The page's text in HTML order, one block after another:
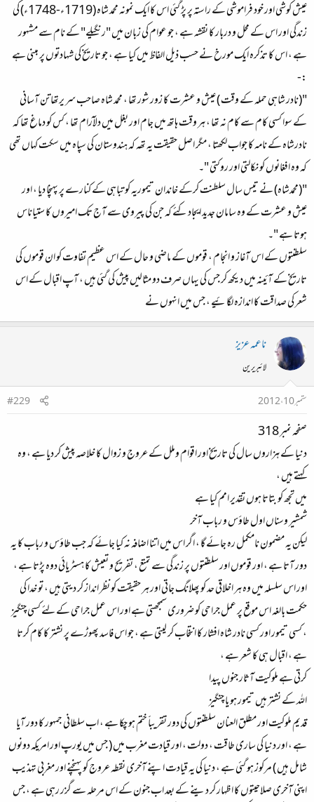
عیش کوشی اور خود فراموشی کے راستہ پر پڑ گئی اس کا ایک نمونہ محمد شاہ (1719ء-1748ء) کی
زندگی اور اس کے محل و دربار کا نقشہ ہے ، جو عوام کی زبان میں "رنگیلے" کے نام سے مشہور
ہے ، اس کا تذکرہ ایک مورخ نے حسب ذیل الفاظ میں کیا ہے ، جو تاریخ کی شہادتوں پر مبنی ہے
:-
"(نادر شاہی حملہ کے وقت ) عیش و عشرت کا زور شور تھا ، محمد شاہ صاحب سر یرتھاتن آسانی
کے سوا کسی کام سے کام نہ تھا ، ہر وقت ہاتھ میں جام اور بغل میں دلآرام تھا ، کس کو دماغ تھا کہ
نادرشاہ کے نامہ کا جواب لکھتا ، مگر اصل حقیقت یہ تھہ کہ ہندوستان کی سپاہ میں سکت کہاں تھی
کہ وہ افغانوں کو نکالتی اور روکتی "۔
"(محمدشاہ) نے تیس سال سلطنت کرکے خاندان تیموریہ کو تباہی کے کنارے پر پہنچا دیا ، اور
عیش و عشرت کے وہ سامان جدید ایجاد کئے کہ جن کی پیروی سے آج تک امیروں کا ستیاناس
ہوتا ہے "۔
سلطنتوں کے اس آغاز و انجام ، قوموں کے ماضی و حال کے اس عظیم تفاوت کو ان قوموں کی
تاریخ کے آئینہ میں دیکھ کر جس کی یہاں صرف دو مثالیں پیش کی گئی ہیں ، آپ اقبال کے اس
شعر کی صداقت کا اندازہ لگائیے ، جس میں انہوں نے
ناعمہ عزیز
لائبریرین
ستمبر 10، 2012
#229
صفحہ نمبر 318
دنیا کے ہزاروں سال کی تاریخ اور اقوام وملل کے عروج و زوال کا خلاصہ پیش کر دیا ہے ، وہ
کہتے ہیں ،
میں تجھ کو بتاتا ہوں تقدیر امم کیا ہے
شمشیر وسناں اول طاؤس و رباب آخر
لیکن یہ مضمون نامکمل رہ جائے گا ، اگر اس میں اتنا اضافہ نہ کیا جائے کہ جب طاؤس و رباب کا یہ
دور آتا ہے ، اور قوموں اور سلطنتوں پر زندگی سے تمتع ، تفریح و تعیش کا ہسٹریائی دوہ پڑتا ہے ،
اور اس سلسلہ میں وہ ہر اخلاقی حد کو پھلانگ جاتی اور ہر حقیقت کو نظر انداز کر دیتی ہیں ، تو خدا کی
حکمت بالغہ اس موقع پر عمل جراحی کو ضروری سمجھتی ہے اور اس عمل جراحی کے لئے کسی چنگیز
، کسی تیمور اور کسی نادر شاہ افشار کا انتخاب کر لیتی ہے ، جو اس فاسد پھوڑے پر نشتر کا کام کرتا
ہے ، اقبال ہی کا شعر ہے ،
کرتی ہے ملوکیت آثار جنوں پیدا
اللہ کے نشتر ہیں تیمور ہو یا چنگیز
قدیم ملوکیت اور مطلق العنان سلطنتوں کی دور تقریباََ ختم ہو چکا ہے ، اب سلطانی جمہور کا دور آیا
ہے ، اور دنیا کی ساری طاقت ، دولت ، اور قیادت مغرب میں ( جس میں یورپ اور امریکہ دونوں
شامل ہیں ) مرکوز ہو گئی ہے ، دنیا کی یہ قیادت اپنے آخری نقطہ عروج کو پہنچنے اور مغربی تہذیب
اپنی آخری صلاحیتوں کا اظہار کر دینے کے بعد اب جنون کے اس مرحلہ سے گزر رہی ہے ، جس